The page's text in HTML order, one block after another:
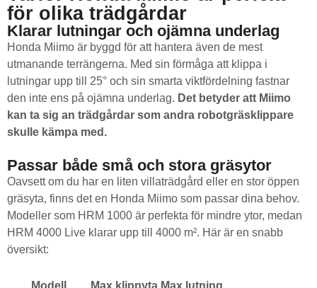
för olika trädgårdar
Klarar lutningar och ojämna underlag
Honda Miimo är byggd för att hantera även de mest
utmanande terrängerna. Med sin förmåga att klippa i
lutningar upp till 25° och sin smarta viktfördelning fastnar
den inte ens på ojämna underlag. Det betyder att Miimo
kan ta sig an trädgårdar som andra robotgräsklippare
skulle kämpa med.
Passar både små och stora gräsytor
Oavsett om du har en liten villaträdgård eller en stor öppen
gräsyta, finns det en Honda Miimo som passar dina behov.
Modeller som HRM 1000 är perfekta för mindre ytor, medan
HRM 4000 Live klarar upp till 4000 m². Här är en snabb
översikt:
Modell Max klippyta Max lutning